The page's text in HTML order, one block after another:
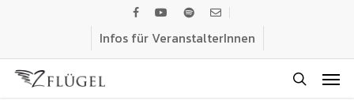
content
facebook
youtubespotifyemail
Infos für VeranstalterInnen